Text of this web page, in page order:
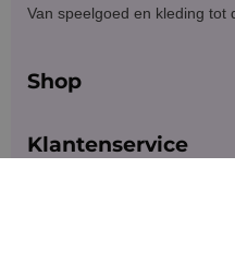
Van speelgoed en kleding tot
Shop
Klantenservice